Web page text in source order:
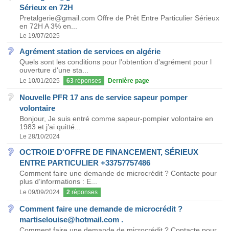
Sérieux en 72H
Pretalgerie@gmail.com Offre de Prêt Entre Particulier Sérieux
en 72H A 3% en...
Le 19/07/2025
Agrément station de services en algérie
Quels sont les conditions pour l'obtention d'agrément pour l
ouverture d'une sta...
Le 10/01/2025 63 réponses Dernière page
Nouvelle PFR 17 ans de service sapeur pomper
volontaire
Bonjour, Je suis entré comme sapeur-pompier volontaire en
1983 et j’ai quitté...
Le 28/10/2024
OCTROIE D'OFFRE DE FINANCEMENT, SÉRIEUX
ENTRE PARTICULIER +33757757486
Comment faire une demande de microcrédit ? Contacte pour
plus d’informations : E...
Le 09/09/2024 2 réponses
Comment faire une demande de microcrédit ?
martiselouise@hotmail.com .